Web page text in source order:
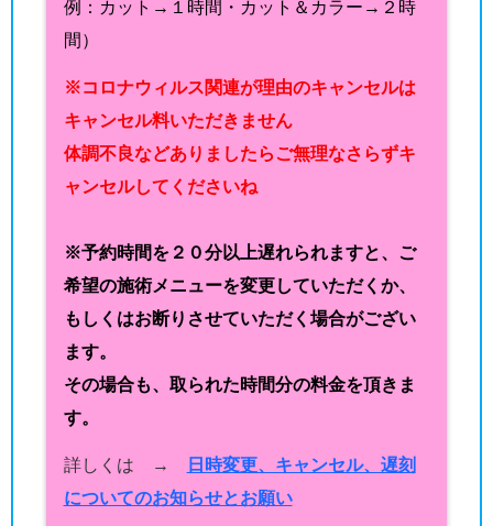
例：カット→１時間・カット＆カラー→２時
間）
※コロナウィルス関連が理由のキャンセルは
キャンセル料いただきません
体調不良などありましたらご無理なさらずキ
ャンセルしてくださいね
※予約時間を２０分以上遅れられますと、ご
希望の施術メニューを変更していただくか、
もしくはお断りさせていただく場合がござい
ます。
その場合も、取られた時間分の料金を頂きま
す。
詳しくは →
日時変更、キャンセル、遅刻
についてのお知らせとお願い